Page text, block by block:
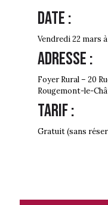
Date :
Vendredi 22 mars
Adresse :
Foyer Rural – 20
Rougemont-le-
Tarif :
Gratuit (sans